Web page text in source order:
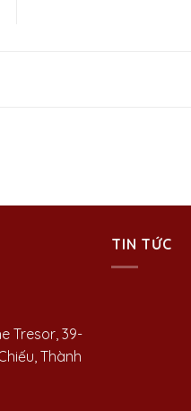
Tresor, 39-
Thành
TIN TỨC